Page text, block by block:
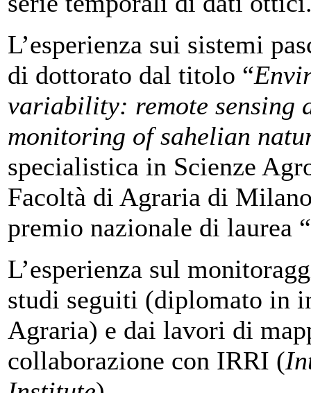
L’esperienza sui sistemi
di dottorato dal titolo “
variability: remote sensing
monitoring of sahelian
specialistica in Scienze
Facoltà di Agraria di
premio nazionale di laurea
L’esperienza sul
studi seguiti (diplomato in
Agraria) e dai lavori di
collaborazione con IRRI (